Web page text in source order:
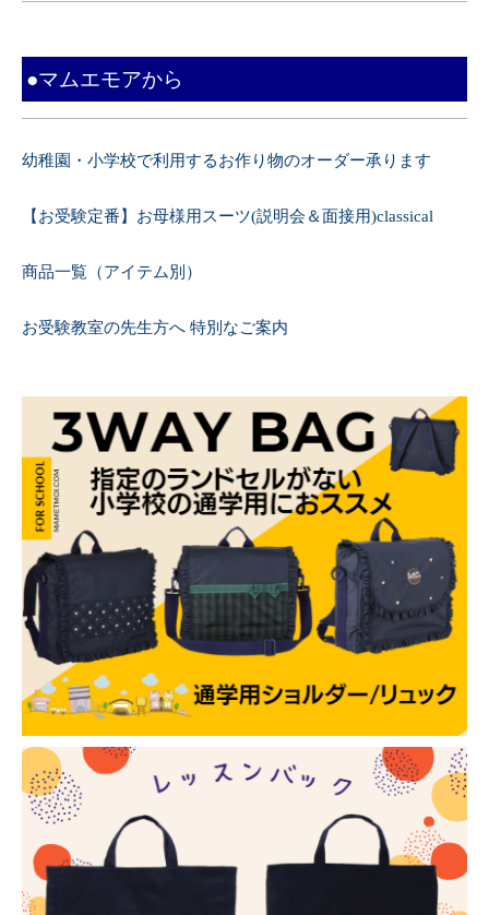
●マムエモアから
幼稚園・小学校で利用するお作り物のオーダー承ります
【お受験定番】お母様用スーツ(説明会＆面接用)classical
商品一覧（アイテム別）
お受験教室の先生方へ 特別なご案内